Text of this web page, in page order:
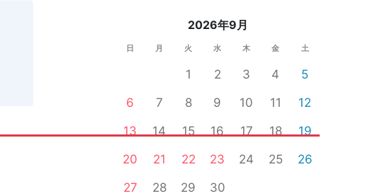
2026年9月
日 月 火 水 木 金 土
1 2 3 4
5
6
7 8 9 10 11
12
13
14 15 16 17 18
19
20
21 22 23 24 25
26
27
28 29 30